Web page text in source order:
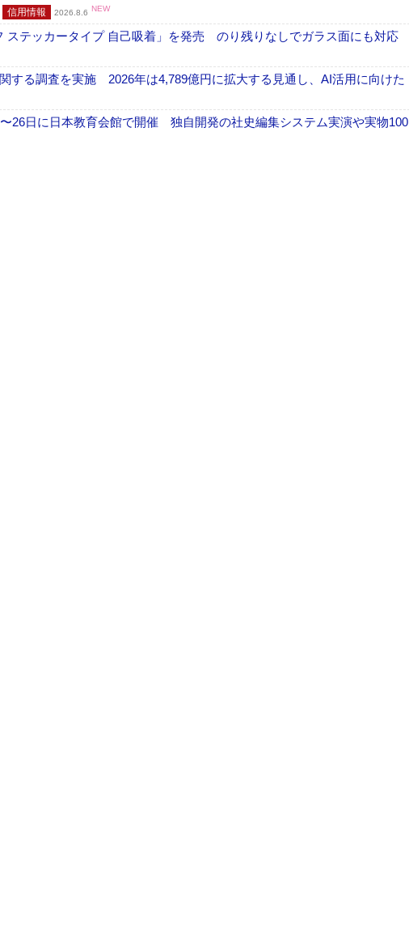
信用情報 2026.8.6 NEW
テッカータイプ 自己吸着」を発売 のり残りなしでガラス面にも対応
る調査を実施 2026年は4,789億円に拡大する見通し、AI活用に向けた
26日に日本教育会館で開催 独自開発の社史編集システム実演や実物100